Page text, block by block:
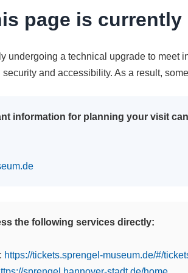
page is currently
undergoing a technical upgrade to meet
and accessibility. As a result,
information for planning your visit
the following services directly:
https://tickets.sprengel-museum.de/#/